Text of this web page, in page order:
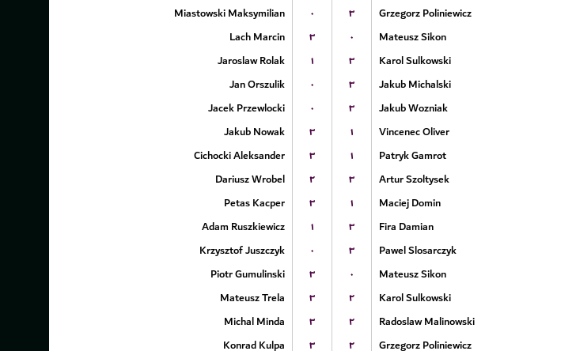
Miastowski Maksymilian
۰ ۳ Grzegorz Poliniewicz
Lach Marcin
۳ ۰ Mateusz Sikon
Jaroslaw Rolak
۱ ۳ Karol Sulkowski
Jan Orszulik
۰ ۳ Jakub Michalski
Jacek Przewlocki
۰ ۳ Jakub Wozniak
Jakub Nowak
۳ ۱ Vincenec Oliver
Cichocki Aleksander
۳ ۱ Patryk Gamrot
Dariusz Wrobel
۲ ۳ Artur Szoltysek
Petas Kacper
۳ ۱ Maciej Domin
Adam Ruszkiewicz
۱ ۳ Fira Damian
Krzysztof Juszczyk
۰ ۳ Pawel Slosarczyk
Piotr Gumulinski
۳ ۰ Mateusz Sikon
Mateusz Trela
۳ ۲ Karol Sulkowski
Michal Minda
۳ ۲ Radoslaw Malinowski
Konrad Kulpa
۳ ۲ Grzegorz Poliniewicz